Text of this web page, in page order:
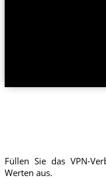
Füllen Sie das VPN-
Werten aus.